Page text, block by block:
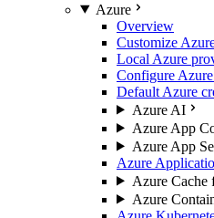
Azure
Overview
Customize
Local Azure
Configure
Default Azure
Azure AI
Azure App
Azure App
Azure
Azure Cache
Azure